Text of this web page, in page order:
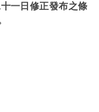
一日修正發布之條